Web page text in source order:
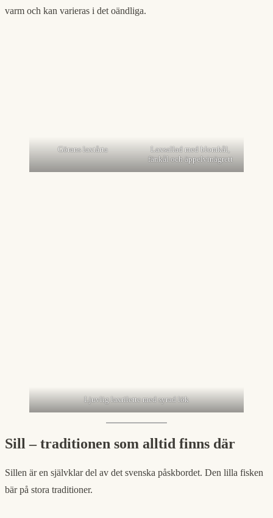
varm och kan varieras i det oändliga.
Görans laxtårta
Laxsallad med blomkål,
fänkål och äppelvinägrett
Ljuvlig laxrilette med syrad lök
Sill – traditionen som alltid finns där
Sillen är en självklar del av det svenska påskbordet. Den lilla fisken
bär på stora traditioner.